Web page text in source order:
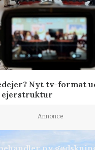
Nyt tv-format
ejerstruktur
Annonce
ny